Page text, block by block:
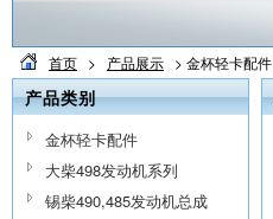
首页 > 产品展示 > 金杯轻卡配件
产品类别
金杯轻卡配件
大柴498发动机系列
锡柴490,485发动机总成